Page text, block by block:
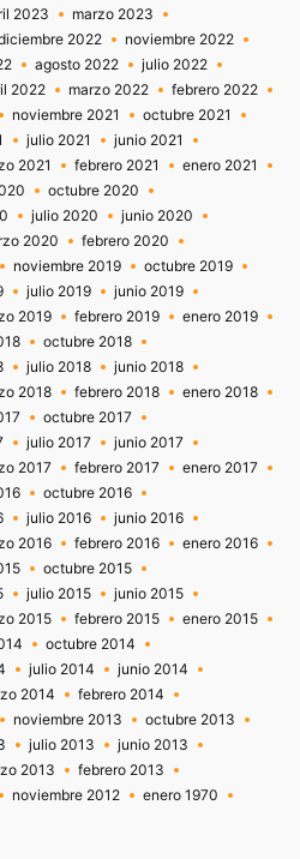
2023
marzo 2023
2022
noviembre 2022
agosto 2022
julio 2022
2022 marzo 2022
febrero 2022
noviembre 2021
octubre 2021
julio 2021
junio 2021
2021 febrero 2021
enero 2021
octubre 2020
julio 2020
junio 2020
2020
febrero 2020
noviembre 2019
octubre 2019
julio 2019
junio 2019
2019 febrero 2019
enero 2019
octubre 2018
julio 2018
junio 2018
2018 febrero 2018
enero 2018
octubre 2017
julio 2017
junio 2017
2017 febrero 2017
enero 2017
octubre 2016
julio 2016
junio 2016
2016 febrero 2016
enero 2016
octubre 2015
julio 2015
junio 2015
2015 febrero 2015
enero 2015
octubre 2014
julio 2014
junio 2014
2014
febrero 2014
noviembre 2013
octubre 2013
julio 2013
junio 2013
2013
febrero 2013
noviembre 2012
enero 1970